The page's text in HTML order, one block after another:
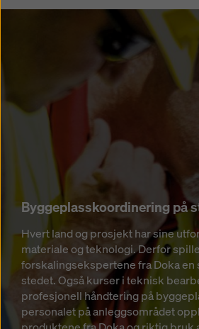
Byggeplasskoordinering på
Hvert land og prosjekt har sine
materiale og teknologi. Derfor
forskalingsekspertene fra Doka en
stedet. Også kurser i teknisk
profesjonell håndtering på
personalet på anleggsområdet